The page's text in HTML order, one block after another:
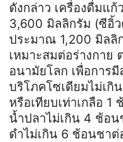
ดังกล่าว เครื่องดื่มแ
3,600 มิลลิกรัม (ซีอิ้
ประมาณ 1,200 มิลลิ
เหมาะสมต่อร่างกาย
อนามัยโลก เพื่อการ
บริโภคโซเดียมไม่เ
หรือเทียบเท่าเกลือ
น้ำปลาไม่เกิน 4 ช้อ
ดำไม่เกิน 6 ช้อนชาต่